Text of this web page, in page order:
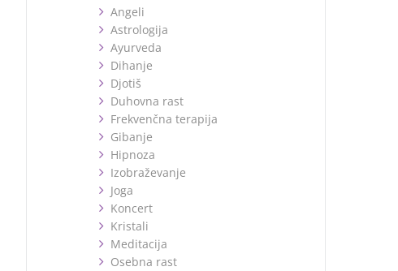
Angeli
Astrologija
Ayurveda
Dihanje
Djotiš
Duhovna rast
Frekvenčna terapija
Gibanje
Hipnoza
Izobraževanje
Joga
Koncert
Kristali
Meditacija
Osebna rast